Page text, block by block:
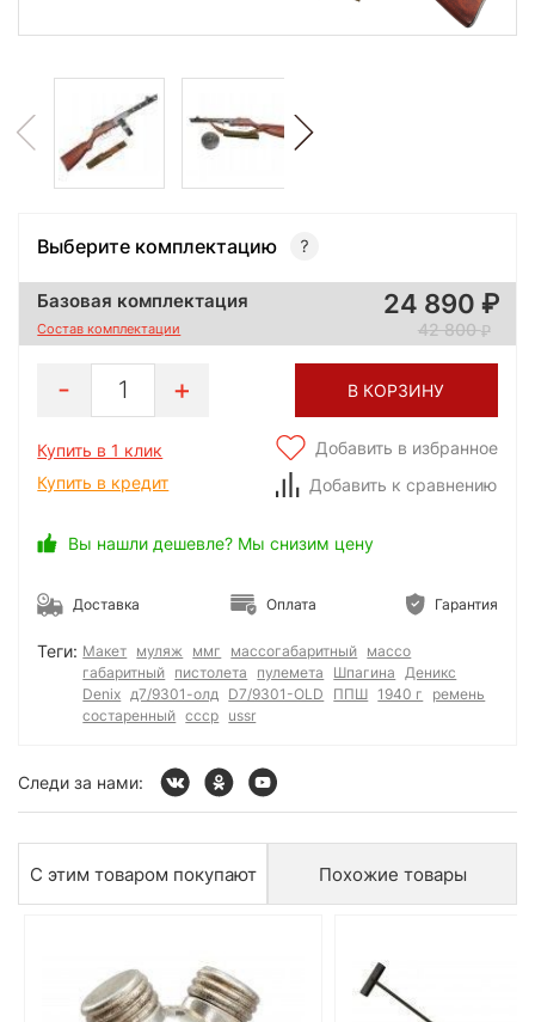
Выберите комплектацию
Базовая комплектация
Состав комплектации
24 890
42 800
1 В КОРЗИНУ
Купить в 1 клик
Купить в кредит
Добавить в избранное
Добавить к сравнению
Вы нашли дешевле? Мы снизим цену
Доставка Оплата Гарантия
Теги: Макет муляж ммг массогабаритный массо
габаритный пистолета пулемета Шпагина
Деникс
Denix д7/9301-олд D7/9301-OLD ППШ 1940 г
ремень
состаренный ссср ussr
Следи за нами:
С этим товаром покупают Похожие товары